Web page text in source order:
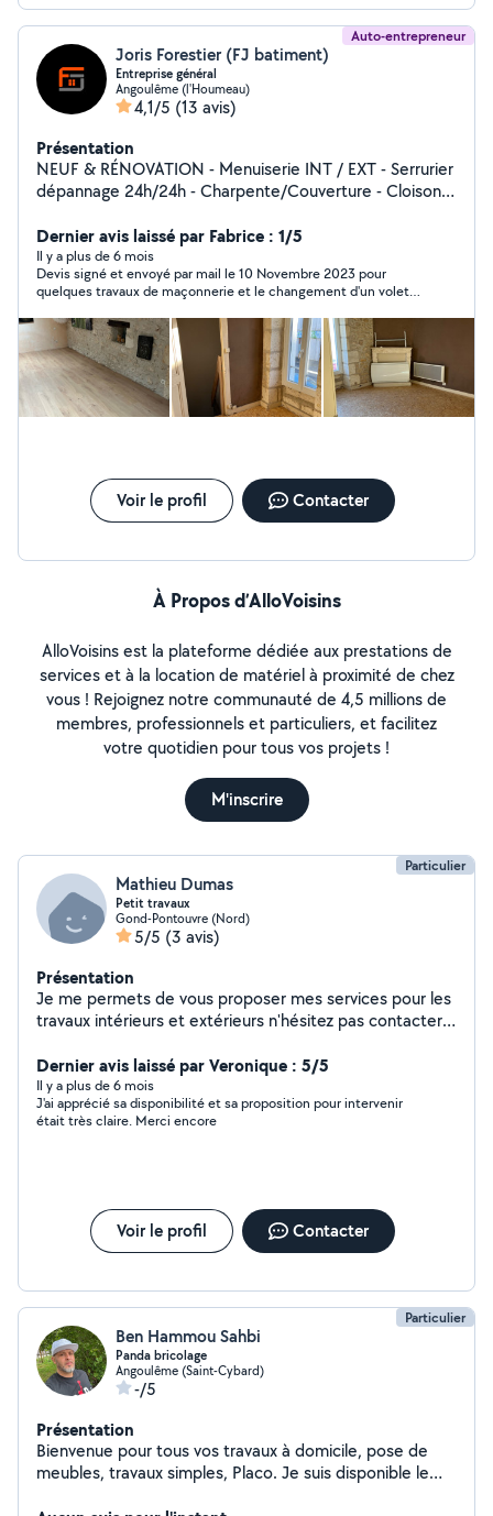
Auto-entrepreneur
Joris Forestier (FJ batiment)
Entreprise général
Angoulême (l'Houmeau)
4,1/5 (13 avis)
Présentation
NEUF & RÉNOVATION - Menuiserie INT / EXT - Serrurier
dépannage 24h/24h - Charpente/Couverture - Cloisons
Dernier avis laissé par Fabrice : 1/5
Il y a plus de 6 mois
Devis signé et envoyé par mail le 10 Novembre 2023 pour
quelques travaux de maçonnerie et le changement d'un volet,
l'acompte. Plusieurs appels sans réponse, et quand il daigne
répondre il nous annonce qu'il n'a reçu que la moitié du
volet...qu'il nous recontacte plus tard pour nous donner une
date de travaux (nous sommes déjà arrivés en janvier 2024) .
Depuis silence radio. A ce jour les travaux ne sont pas fait,
malgré l'encaissement de l'acompte de 294 euros. Il ne répond
comportement n'est pas sérieux et l'entrepreneur malhonnête.
Voir le profil Contacter
À Propos d’AlloVoisins
AlloVoisins est la plateforme dédiée aux prestations de
services et à la location de matériel à proximité de chez
vous ! Rejoignez notre communauté de 4,5 millions de
membres, professionnels et particuliers, et facilitez
votre quotidien pour tous vos projets !
M'inscrire
Particulier
Mathieu Dumas
Petit travaux
Gond-Pontouvre (Nord)
5/5 (3 avis)
Présentation
Je me permets de vous proposer mes services pour les
travaux intérieurs et extérieurs n'hésitez pas contacter
Dernier avis laissé par Veronique : 5/5
Il y a plus de 6 mois
J'ai apprécié sa disponibilité et sa proposition pour intervenir
était très claire. Merci encore
Voir le profil Contacter
Particulier
Ben Hammou Sahbi
Panda bricolage
Angoulême (Saint-Cybard)
-/5
Présentation
Bienvenue pour tous vos travaux à domicile, pose de
meubles, travaux simples, Placo. Je suis disponible le